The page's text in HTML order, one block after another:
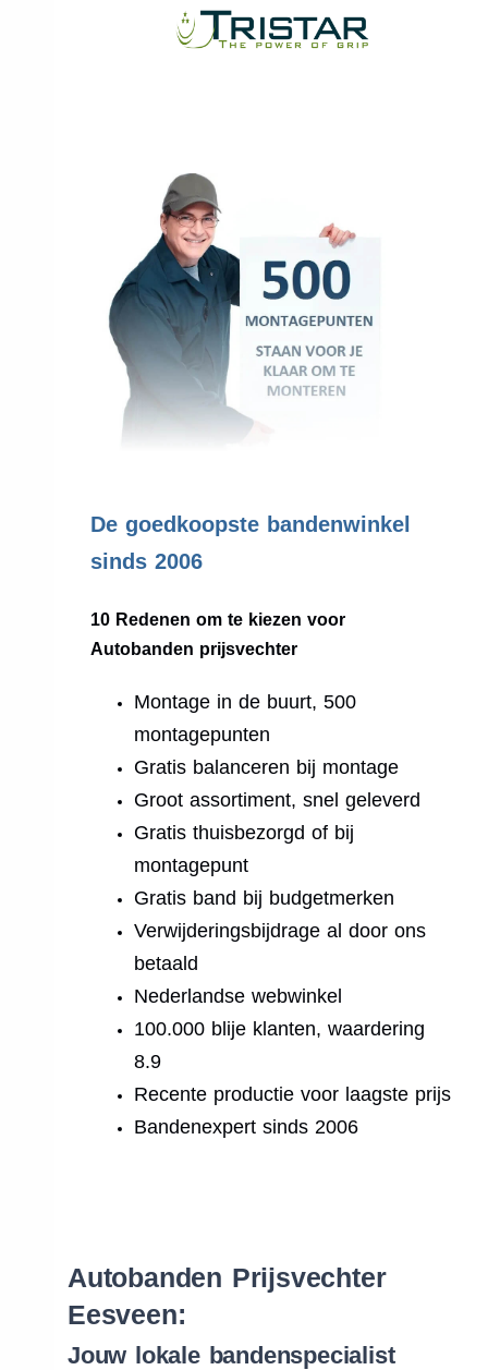
De goedkoopste bandenwinkel
sinds 2006
10 Redenen om te kiezen voor
Autobanden prijsvechter
Montage in de buurt, 500
montagepunten
Gratis balanceren bij montage
Groot assortiment, snel geleverd
Gratis thuisbezorgd of bij
montagepunt
Gratis band bij budgetmerken
Verwijderingsbijdrage al door ons
betaald
Nederlandse webwinkel
100.000 blije klanten, waardering
8.9
Recente productie voor laagste prijs
Bandenexpert sinds 2006
Autobanden Prijsvechter
Eesveen:
Jouw lokale bandenspecialist